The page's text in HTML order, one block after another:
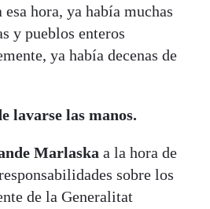
esa hora, ya había muchas
y pueblos enteros
ya había decenas de
lavarse las manos.
Marlaska a la hora de
sobre los
de la Generalitat